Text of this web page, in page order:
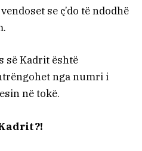
se ç’do të ndodhë
së Kadrit është
nga numri i
në tokë.